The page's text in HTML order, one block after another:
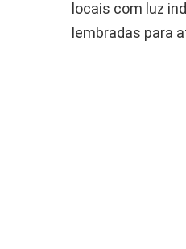
locais com luz
lembradas para